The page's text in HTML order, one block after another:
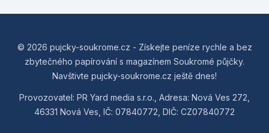
© 2026 pujcky-soukrome.cz - Získejte peníze rychle a bez
zbytečného papírování s magazínem Soukromé půjčky.
Navštivte pujcky-soukrome.cz ještě dnes!
Provozovatel: PR Yard media s.r.o., Adresa: Nová Ves 272,
46331 Nová Ves, IČ: 07840772, DIČ: CZ07840772